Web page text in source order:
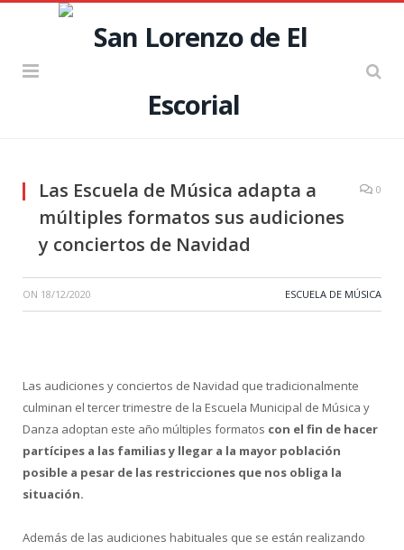
Las Escuela de Música adapta a
múltiples formatos sus audiciones
y conciertos de Navidad
0
ON 18/12/2020 ESCUELA DE MÚSICA
Las audiciones y conciertos de Navidad que tradicionalmente
culminan el tercer trimestre de la Escuela Municipal de Música y
Danza adoptan este año múltiples formatos con el fin de hacer
partícipes a las familias y llegar a la mayor población
posible a pesar de las restricciones que nos obliga la
situación.
Además de las audiciones habituales que se están realizando